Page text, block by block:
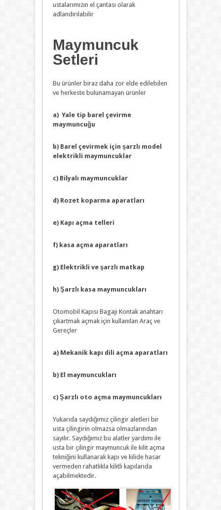
ustalarımızın el çantası olarak
adlandırılabilir
Maymuncuk
Setleri
Bu ürünler biraz daha zor elde edilebilen
ve herkeste bulunamayan ürünler
a) Yale tip barel çevirme
maymuncuğu
b) Barel çevirmek için şarzlı model
elektrikli maymuncuklar
c) Bilyalı maymuncuklar
d) Rozet koparma aparatları
e) Kapı açma telleri
f) kasa açma aparatları
g) Elektrikli ve şarzlı matkap
h) Şarzlı kasa maymuncukları
Otomobil Kapısı Bagajı Kontak anahtarı
çıkartmak açmak için kullanılan Araç ve
Gereçler
a) Mekanik kapı dili açma aparatları
b) El maymuncukları
c) Şarzlı oto açma maymuncukları
Yukarıda saydığımız çilingir aletleri bir
usta çilingirin olmazsa olmazlarından
sayılır. Saydığımız bu alatler yardımı ile
usta bir çilingir maymuncuk ile kilit açma
tekniğini kullanarak kapı ve kilide hasar
vermeden rahatlıkla kilitli kapılarıda
açabilmektedir.